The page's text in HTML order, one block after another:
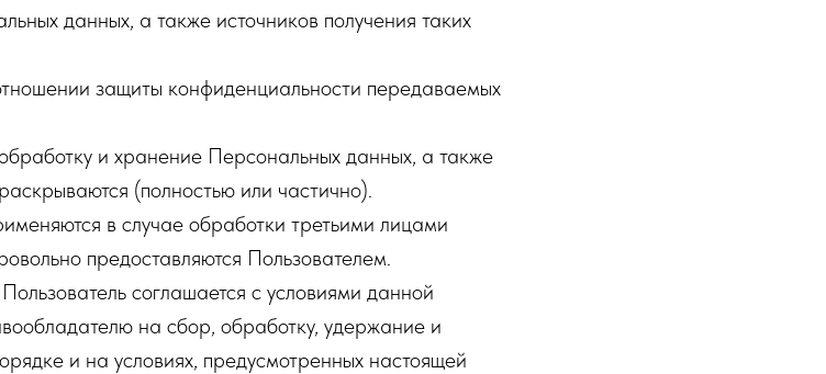
данных, а также источников получения таких
защиты конфиденциальности передаваемых
и хранение Персональных данных, а также
(полностью или частично).
в случае обработки третьими лицами
предоставляются Пользователем.
соглашается с условиями данной
на сбор, обработку, удержание и
и на условиях, предусмотренных настоящей